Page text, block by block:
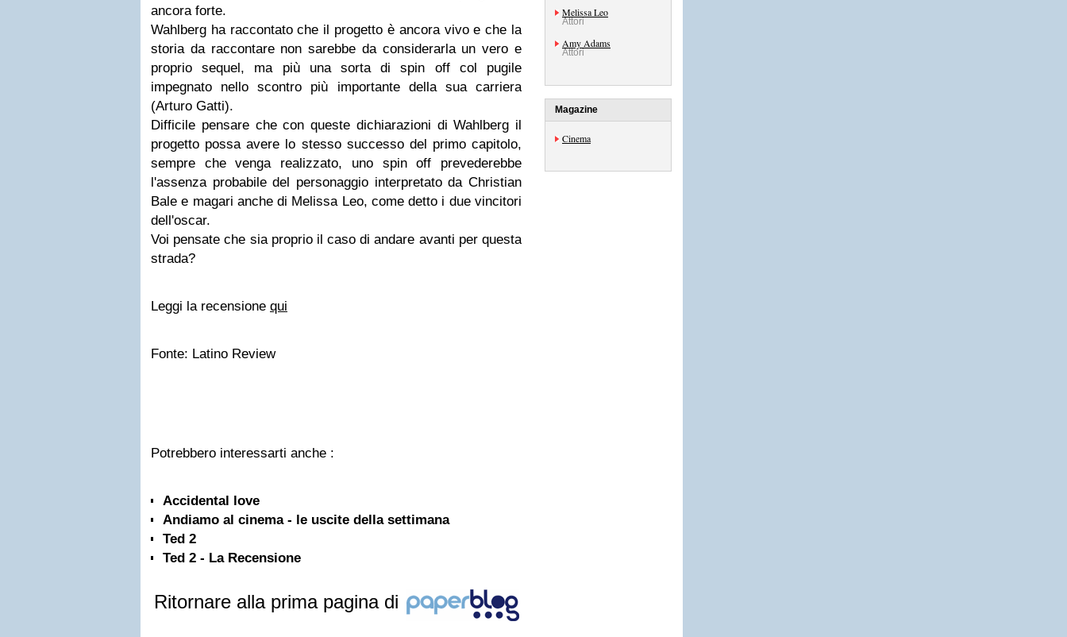
ancora forte.
Wahlberg ha raccontato che il progetto è ancora vivo e che la
storia da raccontare non sarebbe da considerarla un vero e
proprio sequel, ma più una sorta di spin off col pugile
impegnato nello scontro più importante della sua carriera
(Arturo Gatti).
Difficile pensare che con queste dichiarazioni di Wahlberg il
progetto possa avere lo stesso successo del primo capitolo,
sempre che venga realizzato, uno spin off prevederebbe
l'assenza probabile del personaggio interpretato da Christian
Bale e magari anche di Melissa Leo, come detto i due vincitori
dell'oscar.
Voi pensate che sia proprio il caso di andare avanti per questa
strada?
Leggi la recensione qui
Fonte: Latino Review
Potrebbero interessarti anche :
Accidental love
Andiamo al cinema - le uscite della settimana
Ted 2
Ted 2 - La Recensione
Ritornare alla prima pagina di
Melissa Leo
Attori
Amy Adams
Attori
Magazine
Cinema